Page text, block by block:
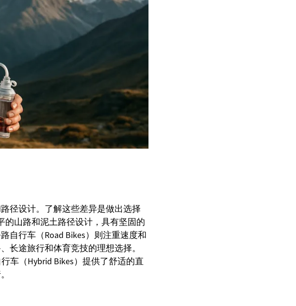
径设计。了解这些差异是做出选择
的山路和泥土路径设计，具有坚固的
自行车（Road Bikes）则注重速度和
长途旅行和体育竞技的理想选择。
车（Hybrid Bikes）提供了舒适的直